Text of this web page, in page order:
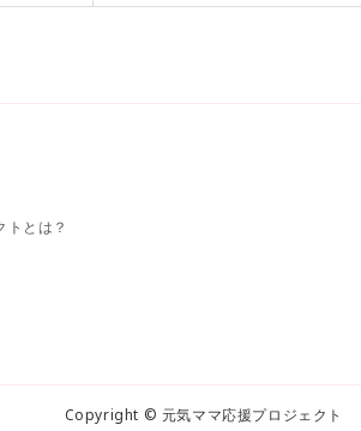
トとは？
Copyright © 元気ママ応援プロジェクト